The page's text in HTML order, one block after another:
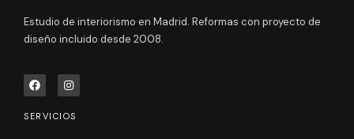
Estudio de interiorismo en Madrid. Reformas con proyecto de
diseño incluido desde 2008.
F
a
c
e
b
I
n
s
t
a
SERVICIOS